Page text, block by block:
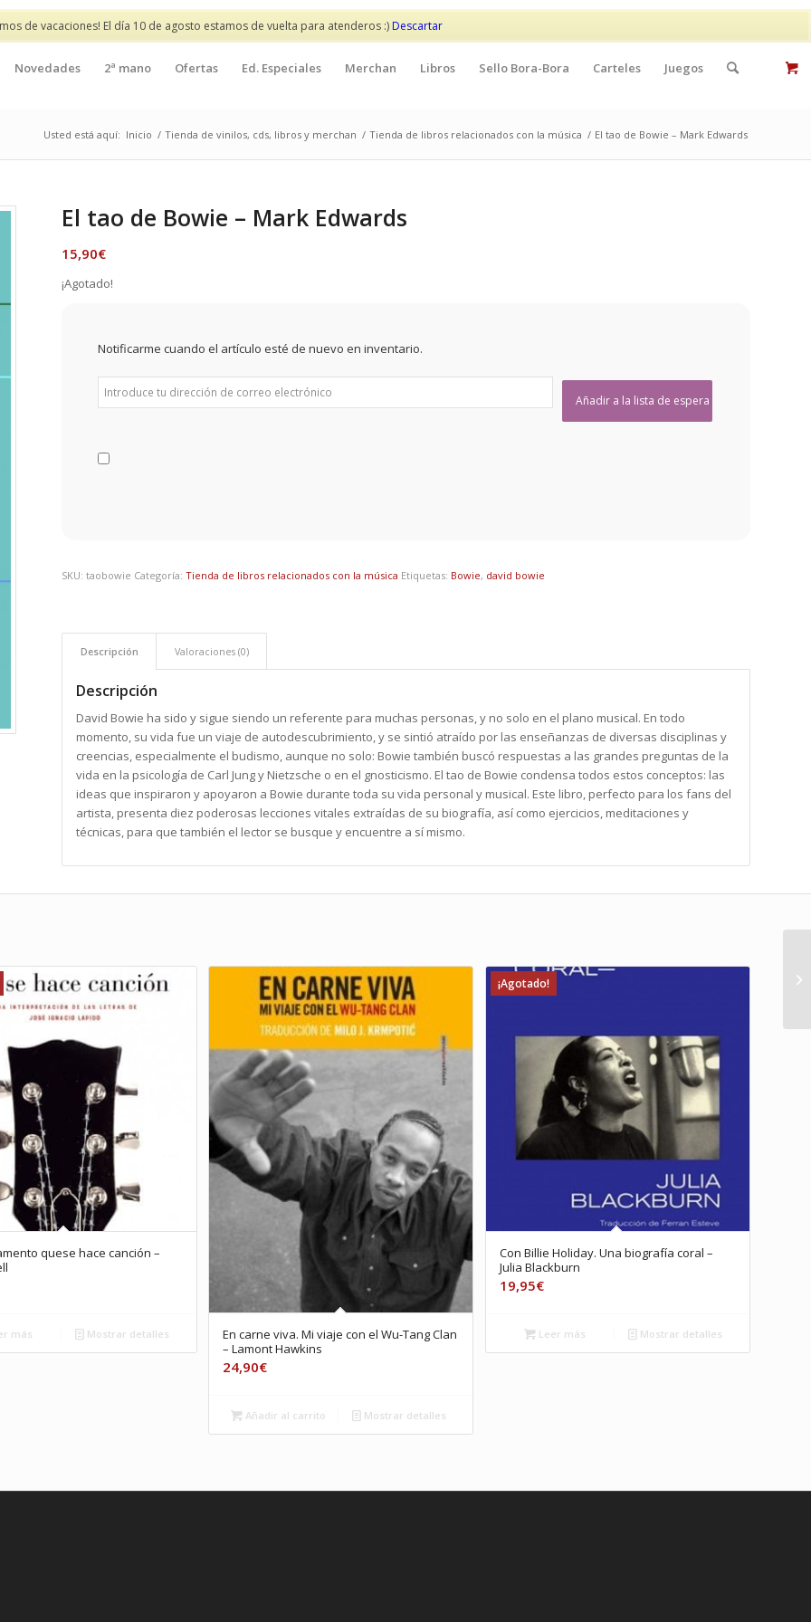
de vacaciones! El día 10 de agosto estamos de vuelta para atenderos :)Descartar
Mi cuenta Contacto
Novedades 2ª mano Ofertas Ed. Especiales Merchan Libros Sello Bora-Bora Carteles Juegos
Usted está aquí: Inicio / Tienda de vinilos, cds, libros y merchan / Tienda de libros relacionados con la música / El tao de Bowie – Mark Edwards
El tao de Bowie – Mark Edwards
15,90€
¡Agotado!
Notificarme cuando el artículo esté de nuevo en inventario.
SKU:taobowie Categoría:Tienda de libros relacionados con la música Etiquetas: Bowie, david bowie
Descripción Valoraciones (0)
Descripción
David Bowie ha sido y sigue siendo un referente para muchas personas, y no solo en el plano musical. En todo
momento, su vida fue un viaje de autodescubrimiento, y se sintió atraído por las enseñanzas de diversas disciplinas y
creencias, especialmente el budismo, aunque no solo: Bowie también buscó respuestas a las grandes preguntas de la
vida en la psicología de Carl Jung y Nietzsche o en el gnosticismo. El tao de Bowie condensa todos estos conceptos: las
ideas que inspiraron y apoyaron a Bowie durante toda su vida personal y musical. Este libro, perfecto para los fans del
artista, presenta diez poderosas lecciones vitales extraídas de su biografía, así como ejercicios, meditaciones y
técnicas, para que también el lector se busque y encuentre a sí mismo.
quese hace canción –
más Mostrar detalles
En carne viva. Mi viaje con el Wu-Tang Clan
– Lamont Hawkins
24,90€
Añadir al carrito Mostrar detalles
¡Agotado!
Con Billie Holiday. Una biografía coral –
Julia Blackburn
19,95€
Leer más Mostrar detalles